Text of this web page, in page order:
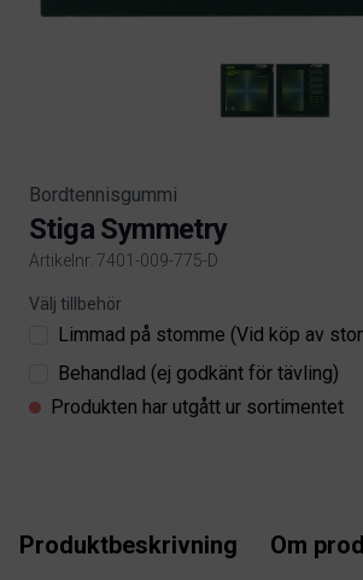
Bordtennisgummi
Stiga Symmetry
Artikelnr. 7401-009-775-D
Product information
Välj tillbehör
Limmad på stomme (Vid köp av
Behandlad (ej godkänt för tävling)
Produkten har utgått ur sortimentet
Produktbeskrivning Om